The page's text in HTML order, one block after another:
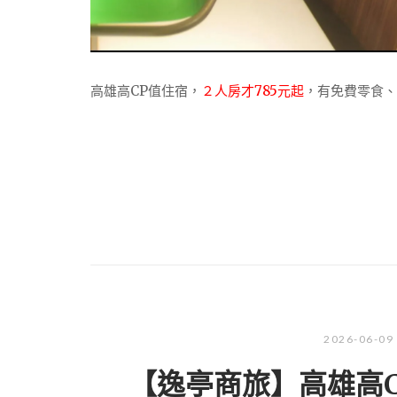
高雄高CP值住宿， ２人房才785元起 ，有免費零食
2026-06-09
【逸亭商旅】高雄